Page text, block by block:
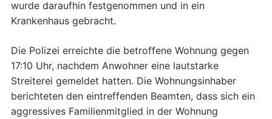
wurde daraufhin festgenommen und in ein
Krankenhaus gebracht.
Die Polizei erreichte die betroffene Wohnung gegen
17:10 Uhr, nachdem Anwohner eine lautstarke
Streiterei gemeldet hatten. Die Wohnungsinhaber
berichteten den eintreffenden Beamten, dass sich ein
aggressives Familienmitglied in der Wohnung